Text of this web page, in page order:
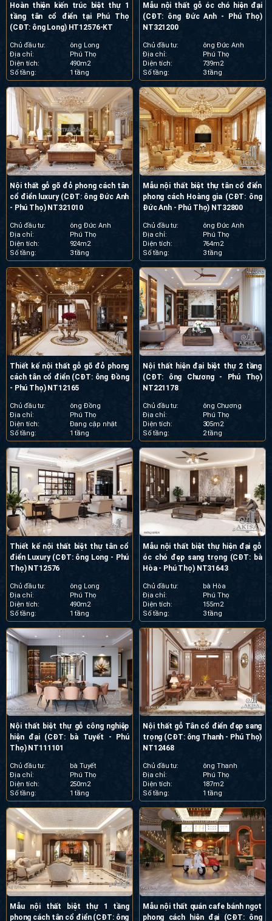
Hoàn thiện kiến trúc biệt thự 1
tầng tân cổ điển tại Phú Thọ
(CĐT: ông Long) HT12576-KT
Chủ đầu tư:
ông Long
Địa chỉ:
Phú Thọ
Diện tích:
490m2
Số tầng:
1 tầng
Mẫu nội thất gỗ óc chó hiện đại
(CĐT: ông Đức Anh - Phú Thọ)
NT321200
Chủ đầu tư:
ông Đức Anh
Địa chỉ:
Phú Thọ
Diện tích:
739m2
Số tầng:
3 tầng
Nội thất gỗ gõ đỏ phong cách tân
cổ điển luxury (CĐT: ông Đức Anh
- Phú Thọ) NT321010
Chủ đầu tư:
ông Đức Anh
Địa chỉ:
Phú Thọ
Diện tích:
924m2
Số tầng:
3 tầng
Mẫu nội thất biệt thự tân cổ điển
phong cách Hoàng gia (CĐT: ông
Đức Anh - Phú Thọ) NT32800
Chủ đầu tư:
ông Đức Anh
Địa chỉ:
Phú Thọ
Diện tích:
764m2
Số tầng:
3 tầng
Thiết kế nội thất gỗ gõ đỏ phong
cách tân cổ điển (CĐT: ông Đồng
- Phú Thọ) NT12165
Chủ đầu tư:
ông Đồng
Địa chỉ:
Phú Thọ
Diện tích:
Đang cập nhật
Số tầng:
1 tầng
Nội thất hiện đại biệt thự 2 tầng
(CĐT: ông Chương - Phú Thọ)
NT221178
Chủ đầu tư:
ông Chương
Địa chỉ:
Phú Thọ
Diện tích:
305m2
Số tầng:
2 tầng
Thiết kế nội thất biệt thự tân cổ
điển Luxury (CĐT: ông Long - Phú
Thọ) NT12576
Chủ đầu tư:
ông Long
Địa chỉ:
Phú Thọ
Diện tích:
490m2
Số tầng:
1 tầng
Mẫu nội thất biệt thự hiện đại gỗ
óc chó đẹp sang trọng (CĐT: bà
Hòa - Phú Thọ) NT31643
Chủ đầu tư:
bà Hòa
Địa chỉ:
Phú Thọ
Diện tích:
155m2
Số tầng:
3 tầng
Nội thất biệt thự gỗ công nghiệp
hiện đại (CĐT: bà Tuyết - Phú
Thọ) NT111101
Chủ đầu tư:
bà Tuyết
Địa chỉ:
Phú Thọ
Diện tích:
250m2
Số tầng:
1 tầng
Nội thất gỗ Tân cổ điển đẹp sang
trọng (CĐT: ông Thanh - Phú Thọ)
NT12468
Chủ đầu tư:
ông Thanh
Địa chỉ:
Phú Thọ
Diện tích:
187m2
Số tầng:
1 tầng
Mẫu nội thất biệt thự 1 tầng
phong cách tân cổ điển (CĐT: ông
Mẫu nội thất quán cafe bánh ngọt
phong cách hiện đại (CĐT: ông